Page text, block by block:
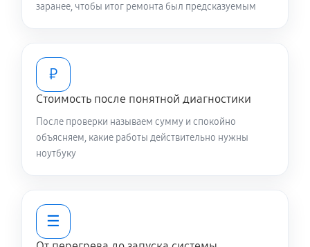
840 руб 60 минут
EM079T (90NB0RZ1-M01050)
Ремонт разъема питания
670 руб 60 минут
Замена контроллера питания
заранее, чтобы итог ремонта был предсказуемым
₽
Стоимость после понятной диагностики
После проверки называем сумму и спокойно
объясняем, какие работы действительно нужны
ноутбуку
☰